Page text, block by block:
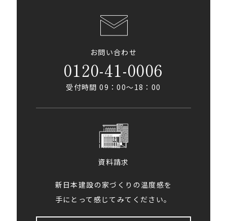
お問い合わせ
0120-41-0006
受付時間 09：00〜18：00
資料請求
新日本建設の家づくりの温度感を
手にとって感じてみてください。